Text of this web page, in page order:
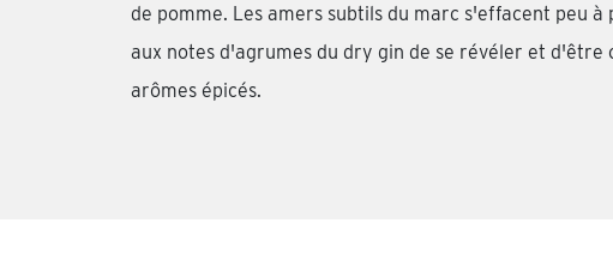
de pomme. Les amers subtils du marc s'effacent peu à
aux notes d'agrumes du dry gin de se révéler et d'être
arômes épicés.